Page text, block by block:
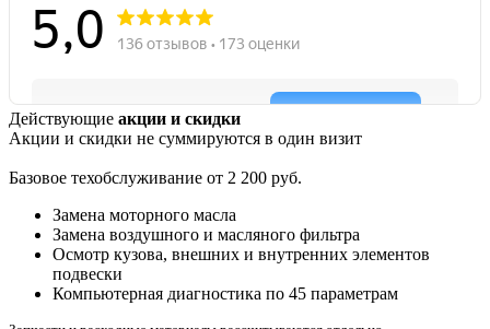
Действующие акции и скидки
Акции и скидки не суммируются в один визит
Базовое техобслуживание от 2 200 руб.
Замена моторного масла
Замена воздушного и масляного фильтра
Осмотр кузова, внешних и внутренних элементов
подвески
Компьютерная диагностика по 45 параметрам